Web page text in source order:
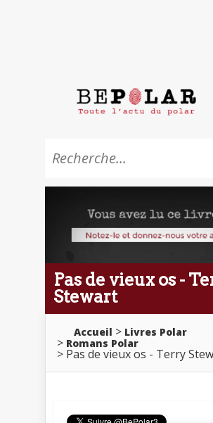
Pas de vieux os -
Stewart
Accueil
Livres Polar
Romans Polar
Pas de vieux os - Terry